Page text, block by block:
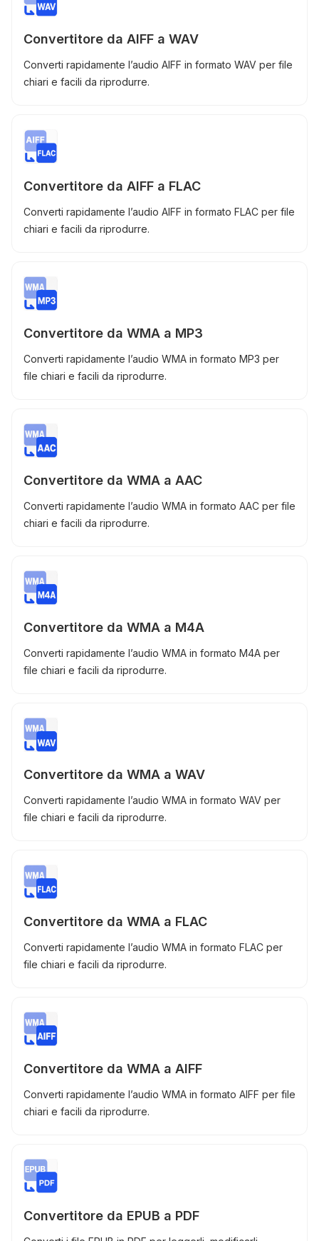
Convertitore da AIFF a WAV
Converti rapidamente l’audio AIFF in formato WAV per file
chiari e facili da riprodurre.
Convertitore da AIFF a FLAC
Converti rapidamente l’audio AIFF in formato FLAC per file
chiari e facili da riprodurre.
Convertitore da WMA a MP3
Converti rapidamente l’audio WMA in formato MP3 per
file chiari e facili da riprodurre.
Convertitore da WMA a AAC
Converti rapidamente l’audio WMA in formato AAC per file
chiari e facili da riprodurre.
Convertitore da WMA a M4A
Converti rapidamente l’audio WMA in formato M4A per
file chiari e facili da riprodurre.
Convertitore da WMA a WAV
Converti rapidamente l’audio WMA in formato WAV per
file chiari e facili da riprodurre.
Convertitore da WMA a FLAC
Converti rapidamente l’audio WMA in formato FLAC per
file chiari e facili da riprodurre.
Convertitore da WMA a AIFF
Converti rapidamente l’audio WMA in formato AIFF per file
chiari e facili da riprodurre.
Convertitore da EPUB a PDF